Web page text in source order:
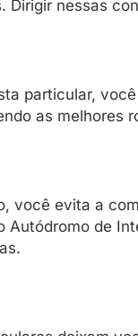
Dirigir nessas
particular,
as melhores
você evita a
Autódromo de